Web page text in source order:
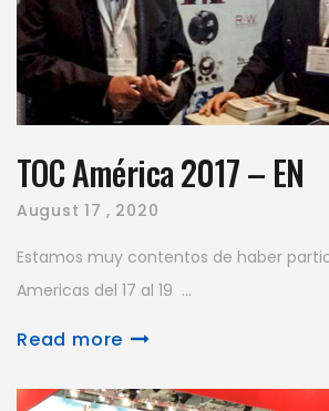
TOC América 2017 – EN
August 17 , 2020
Estamos muy contentos de haber
Americas del 17 al 19 ...
Read more